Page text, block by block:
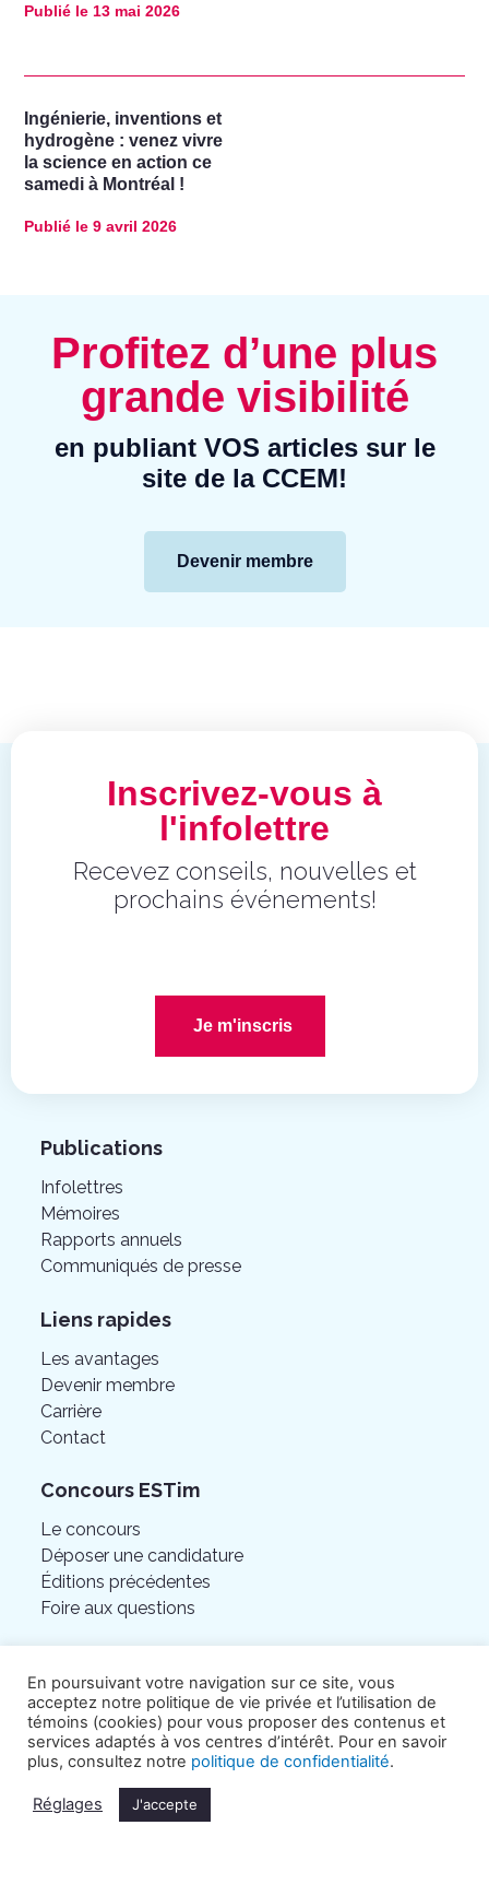
Publié le 13 mai 2026
Ingénierie, inventions et
hydrogène : venez vivre
la science en action ce
samedi à Montréal !
Publié le 9 avril 2026
Profitez d’une plus
grande visibilité
en publiant VOS articles sur le
site de la CCEM!
Devenir membre
Inscrivez-vous à
l'infolettre
Recevez conseils, nouvelles et
prochains événements!
Je m'inscris
Publications
Infolettres
Mémoires
Rapports annuels
Communiqués de presse
Liens rapides
Les avantages
Devenir membre
Carrière
Contact
Concours ESTim
Le concours
Déposer une candidature
Éditions précédentes
Foire aux questions
©Chambre de commerce de l’Est de Montréal.
Tous droits réservés.
En poursuivant votre navigation sur ce site, vous
acceptez notre politique de vie privée et l’utilisation de
témoins (cookies) pour vous proposer des contenus et
services adaptés à vos centres d’intérêt. Pour en savoir
plus, consultez notre politique de confidentialité.
Réglages J'accepte